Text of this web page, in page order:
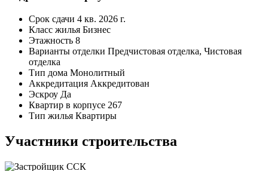
Срок сдачи 4 кв. 2026 г.
Класс жилья Бизнес
Этажность 8
Варианты отделки Предчистовая отделка, Чистовая
отделка
Тип дома Монолитный
Аккредитация Аккредитован
Эскроу Да
Квартир в корпусе 267
Тип жилья Квартиры
Участники строительства